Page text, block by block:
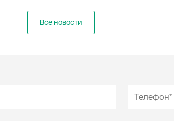
Все новости